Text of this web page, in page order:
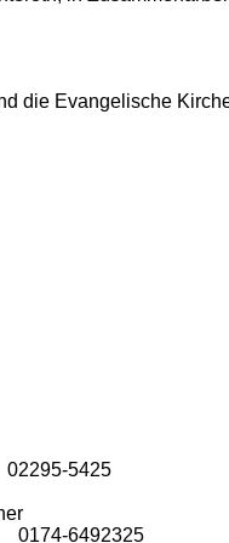
die Evangelische
5425
0174-6492325